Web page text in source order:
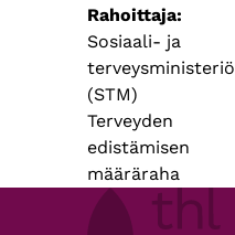
Rahoittaja
Sosiaali- ja
terveysministeriö
(STM)
Terveyden
edistämisen
määräraha